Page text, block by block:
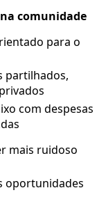
comunidade
para o
partilhados,
com despesas
mais ruidoso
oportunidades